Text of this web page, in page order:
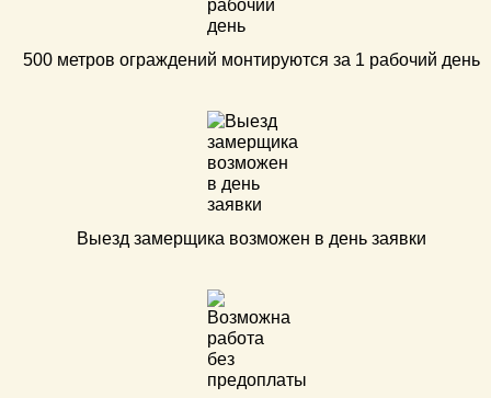
500 метров ограждений монтируются за 1 рабочий день
Выезд замерщика возможен в день заявки